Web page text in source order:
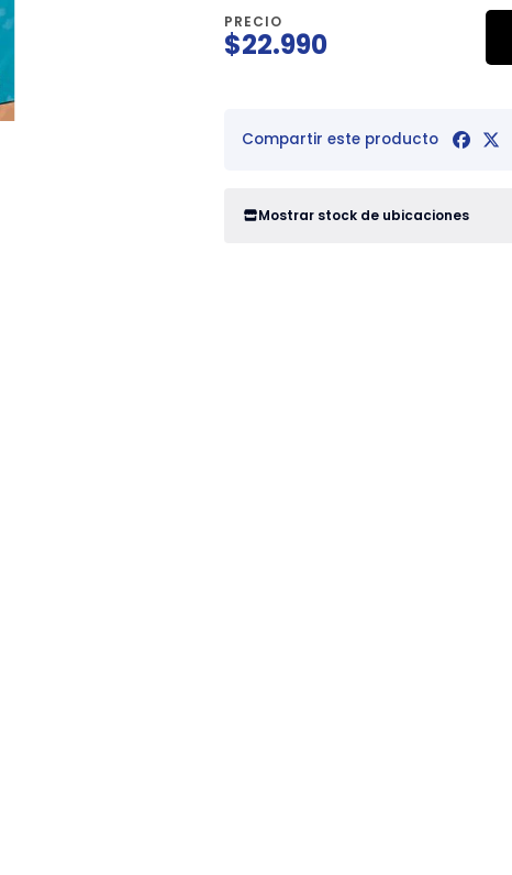
PRECIO
$22.990
Compartir este producto
Mostrar stock de ubicaciones